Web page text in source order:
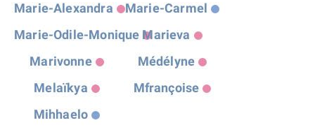
Marie-Alexandra
Marie-Carmel
Marie-Odile-Monique Marieva
Marivonne
Médélyne
Melaïkya
Mfrançoise
Mihhaelo